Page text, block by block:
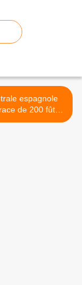
espagnole
de 200 fûts
radioactifs >